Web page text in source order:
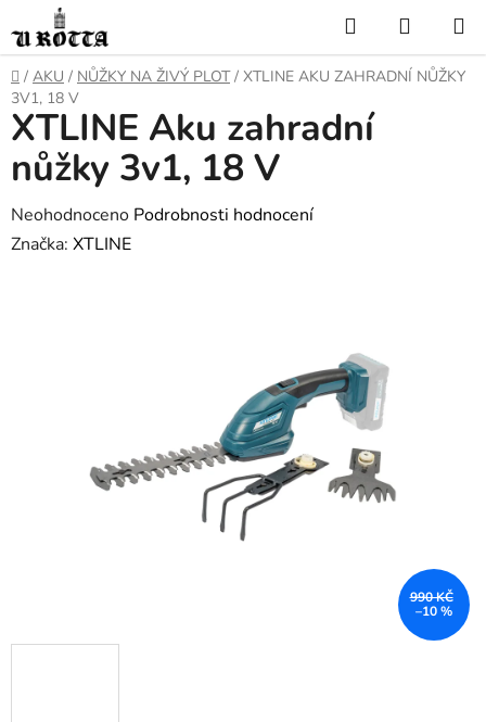
na
obsah
Hledat
KOŠÍK
DOMŮ
/ AKU / NŮŽKY NA ŽIVÝ PLOT / XTLINE AKU ZAHRADNÍ NŮŽKY
3V1, 18 V
XTLINE Aku zahradní
nůžky 3v1, 18 V
Průměrné
hodnocení
Neohodnoceno Podrobnosti hodnocení
Značka: XTLINE
990 KČ
–10 %